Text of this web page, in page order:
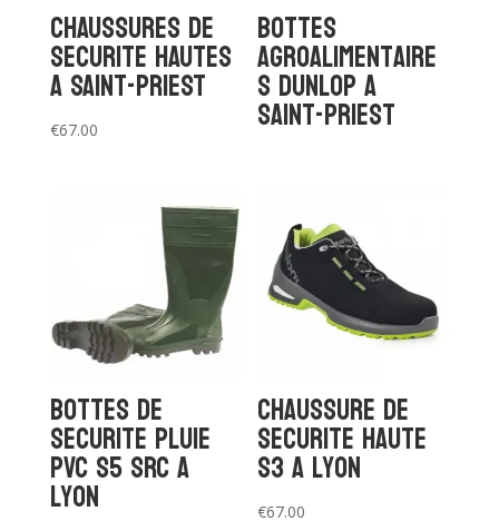
CHAUSSURES DE
SECURITE HAUTES
A SAINT-PRIEST
€67.00
Bottes
agroalimentaire
s DUNLOP a
Saint-Priest
Bottes de
securite pluie
PVC S5 SRC a
Lyon
Chaussure de
securite haute
S3 a Lyon
€67.00